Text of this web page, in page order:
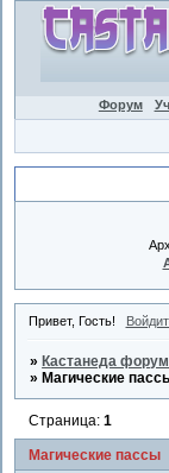
Форум
Привет, Гость!
» Кастанеда форум
» Магические
Магические пассы
Страница:1